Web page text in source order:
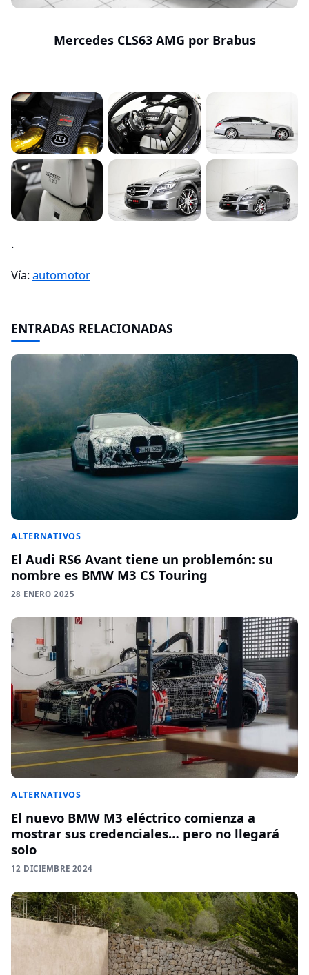
Mercedes CLS63 AMG por Brabus
.
Vía:automotor
ENTRADAS RELACIONADAS
ALTERNATIVOS
El Audi RS6 Avant tiene un problemón: su
nombre es BMW M3 CS Touring
28 ENERO 2025
ALTERNATIVOS
El nuevo BMW M3 eléctrico comienza a
mostrar sus credenciales… pero no llegará
solo
12 DICIEMBRE 2024